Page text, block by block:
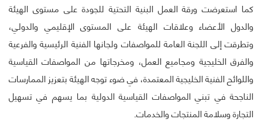
كما استعرضت ورقة العمل البنية التحتية للجودة على مستوى الهيئة
والدول الأعضاء وعلاقات الهيئة على المستوى الإقليمي والدولي،
وتطرقت إلى اللجنة العامة للمواصفات ولجانها الفنية الرئيسية والفرعية
والفرق الخليجية ومجاميع العمل، ومخرجاتها من المواصفات القياسية
واللوائح الفنية الخليجية المعتمدة، في ضوء توجه الهيئة بتعزيز الممارسات
الناجحة في تبني المواصفات القياسية الدولية بما يسهم في تسهيل
التجارة وسلامة المنتجات والخدمات.